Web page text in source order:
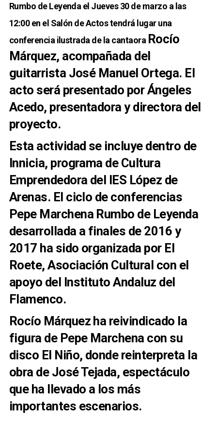
Rumbo de Leyenda el Jueves 30 de marzo a las
12:00 en el Salón de Actos tendrá lugar una
conferencia ilustrada de la cantaora Rocío
Márquez, acompañada del
guitarrista José Manuel Ortega. El
acto será presentado por Ángeles
Acedo, presentadora y directora del
proyecto.
Esta actividad se incluye dentro de
Innicia, programa de Cultura
Emprendedora del IES López de
Arenas. El ciclo de conferencias
Pepe Marchena Rumbo de Leyenda
desarrollada a finales de 2016 y
2017 ha sido organizada por El
Roete, Asociación Cultural con el
apoyo del Instituto Andaluz del
Flamenco.
Rocío Márquez ha reivindicado la
figura de Pepe Marchena con su
disco El Niño, donde reinterpreta la
obra de José Tejada, espectáculo
que ha llevado a los más
importantes escenarios.